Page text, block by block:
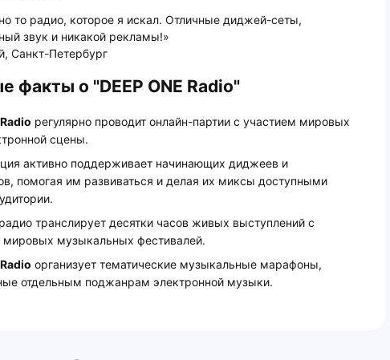
то радио, которое я искал. Отличные диджей-сеты,
звук и никакой рекламы!»
Санкт-Петербург
факты о "DEEP ONE Radio"
регулярно проводит онлайн-партии с участием мировых
сцены.
активно поддерживает начинающих диджеев и
помогая им развиваться и делая их миксы доступными
транслирует десятки часов живых выступлений с
мировых музыкальных фестивалей.
организует тематические музыкальные марафоны,
отдельным поджанрам электронной музыки.